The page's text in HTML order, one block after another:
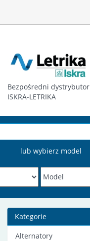
Bezpośredni dystrybutor
ISKRA-LETRIKA
lub wybierz model
Kategorie
Alternatory